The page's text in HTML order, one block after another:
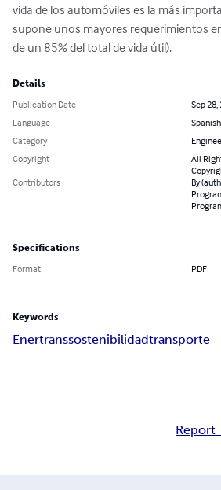
vida de los automóviles es la más
supone unos mayores requerimientos
de un 85% del total de vida útil).
Details
Publication Date
Sep 28,
Language
Spanish
Category
Copyright
All
Contributors
By
Specifications
Format PDF
Keywords
Enertranssostenibilidadtransporte
Report